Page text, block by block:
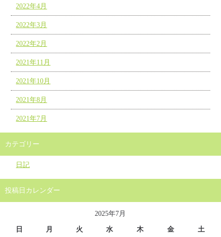
2022年4月
2022年3月
2022年2月
2021年11月
2021年10月
2021年8月
2021年7月
カテゴリー
日記
投稿日カレンダー
2025年7月
日 月 火 水 木 金 土